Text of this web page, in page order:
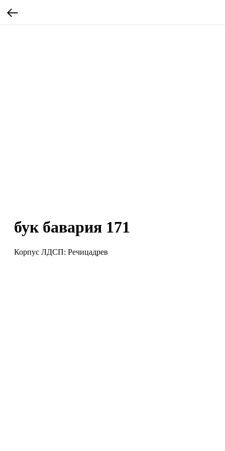
бук бавария 171
Корпус ЛДСП: Речицадрев